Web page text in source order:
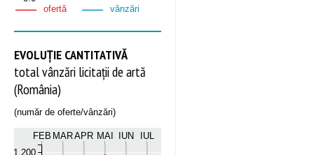
ofertă vânzări
EVOLUȚIE CANTITATIVĂ
total vânzări licitații de artă
(România)
(număr de oferte/vânzări)
FEB MARAPR MAI IUN IUL
1,200